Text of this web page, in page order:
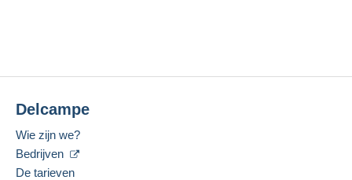
Delcampe
Wie zijn we?
Bedrijven
De tarieven